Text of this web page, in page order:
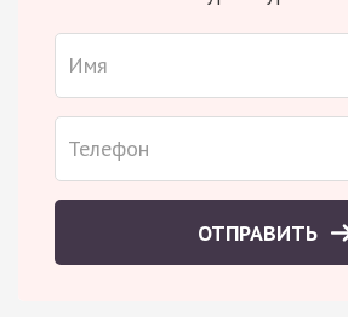
ОТПРАВИТЬ